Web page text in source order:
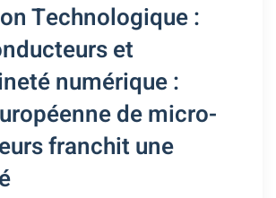
Technologique :
et
numérique :
de micro-
franchit une